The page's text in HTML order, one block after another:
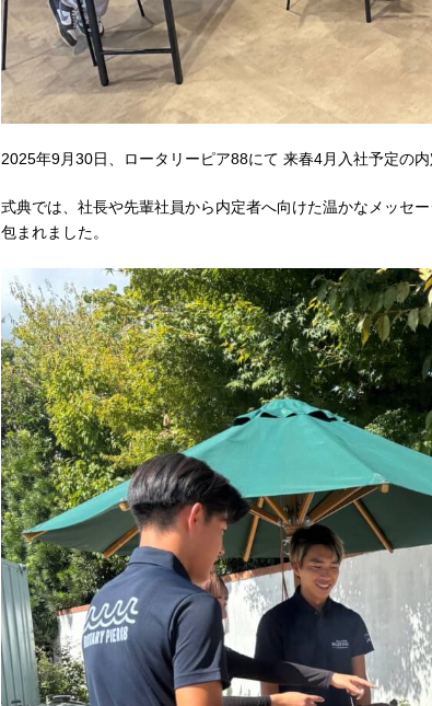
2025年9月30日、ロータリーピア88にて 来春4月入社予定の内
式典では、社長や先輩社員から内定者へ向けた温かなメッセ
包まれました。